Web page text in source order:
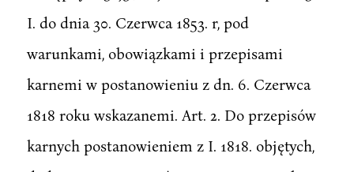
I. do dnia 30. Czerwca 1853. r, pod
warunkami, obowiązkami i przepisami
karnemi w postanowieniu z dn. 6. Czerwca
1818 roku wskazanemi. Art. 2. Do przepisów
karnych postanowieniem z I. 1818. objętych,